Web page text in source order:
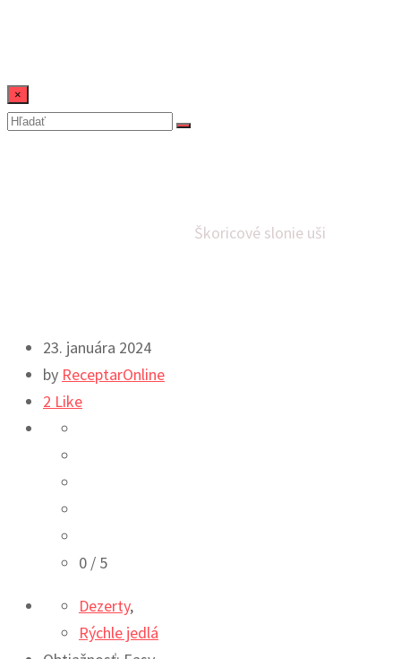
×
Škoricové slonie uši
23. januára 2024
by ReceptarOnline
2 Like
0 / 5
Dezerty,
Rýchle jedlá